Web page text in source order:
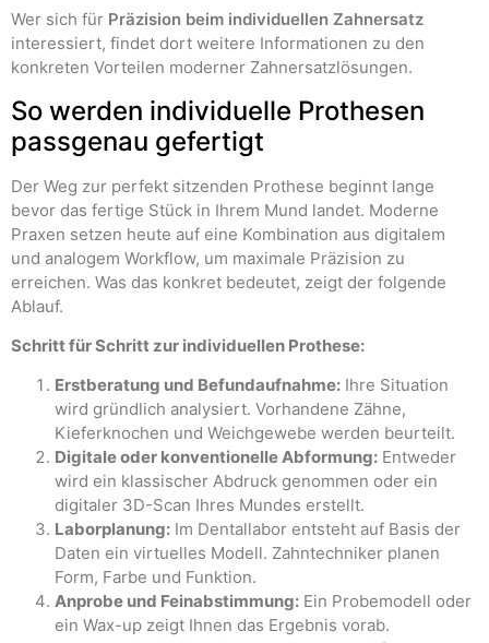
Wer sich für Präzision beim individuellen Zahnersatz
interessiert, findet dort weitere Informationen zu den
konkreten Vorteilen moderner Zahnersatzlösungen.
So werden individuelle Prothesen
passgenau gefertigt
Der Weg zur perfekt sitzenden Prothese beginnt lange
bevor das fertige Stück in Ihrem Mund landet. Moderne
Praxen setzen heute auf eine Kombination aus digitalem
und analogem Workflow, um maximale Präzision zu
erreichen. Was das konkret bedeutet, zeigt der folgende
Ablauf.
Schritt für Schritt zur individuellen Prothese:
Erstberatung und Befundaufnahme: Ihre Situation
wird gründlich analysiert. Vorhandene Zähne,
Kieferknochen und Weichgewebe werden beurteilt.
Digitale oder konventionelle Abformung: Entweder
wird ein klassischer Abdruck genommen oder ein
digitaler 3D-Scan Ihres Mundes erstellt.
Laborplanung: Im Dentallabor entsteht auf Basis der
Daten ein virtuelles Modell. Zahntechniker planen
Form, Farbe und Funktion.
Anprobe und Feinabstimmung: Ein Probemodell oder
ein Wax-up zeigt Ihnen das Ergebnis vorab.